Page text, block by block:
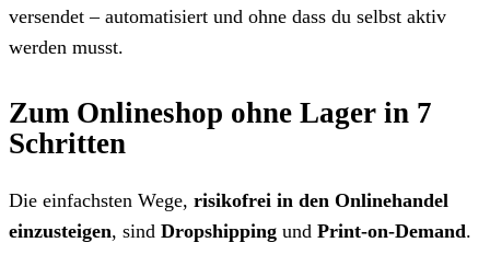
versendet – automatisiert und ohne dass du selbst aktiv
werden musst.
Zum Onlineshop ohne Lager in 7
Schritten
Die einfachsten Wege, risikofrei in den Onlinehandel
einzusteigen, sind Dropshipping und Print-on-Demand.